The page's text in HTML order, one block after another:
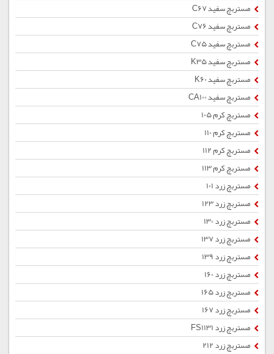
مستربچ سفید C67
مستربچ سفید C76
مستربچ سفید C75
مستربچ سفید K35
مستربچ سفید K60
مستربچ سفید CA100
مستربچ کرم 105
مستربچ کرم 110
مستربچ کرم 112
مستربچ کرم 113
مستربچ زرد 101
مستربچ زرد 123
مستربچ زرد 130
مستربچ زرد 137
مستربچ زرد 139
مستربچ زرد 160
مستربچ زرد 165
مستربچ زرد 167
مستربچ زرد FS1131
مستربچ زرد 212